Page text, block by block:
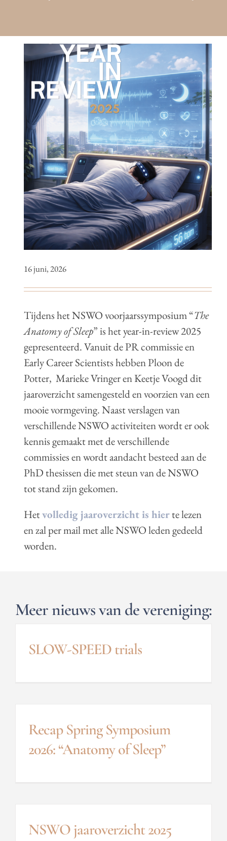
16 juni, 2026
Tijdens het NSWO voorjaarssymposium “The
Anatomy of Sleep” is het year-in-review 2025
gepresenteerd. Vanuit de PR commissie en
Early Career Scientists hebben Ploon de
Potter, Marieke Vringer en Keetje Voogd dit
jaaroverzicht samengesteld en voorzien van een
mooie vormgeving. Naast verslagen van
verschillende NSWO activiteiten wordt er ook
kennis gemaakt met de verschillende
commissies en wordt aandacht besteed aan de
PhD thesissen die met steun van de NSWO
tot stand zijn gekomen.
Hetvolledig jaaroverzicht is hierte lezen
en zal per mail met alle NSWO leden gedeeld
worden.
Meer nieuws van de vereniging:
SLOW-SPEED trials
Recap Spring Symposium
2026: “Anatomy of Sleep”
NSWO jaaroverzicht 2025